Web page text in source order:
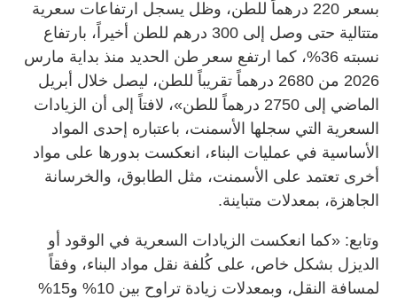
بسعر 220 درهماً للطن، وظل يسجل ارتفاعات سعرية
متتالية حتى وصل إلى 300 درهم للطن أخيراً، بارتفاع
نسبته 36%، كما ارتفع سعر طن الحديد منذ بداية مارس
2026 من 2680 درهماً تقريباً للطن، ليصل خلال أبريل
الماضي إلى 2750 درهماً للطن»، لافتاً إلى أن الزيادات
السعرية التي سجلها الأسمنت، باعتباره إحدى المواد
الأساسية في عمليات البناء، انعكست بدورها على مواد
أخرى تعتمد على الأسمنت، مثل الطابوق، والخرسانة
الجاهزة، بمعدلات متباينة.
وتابع: «كما انعكست الزيادات السعرية في الوقود أو
الديزل بشكل خاص، على كُلفة نقل مواد البناء، وفقاً
لمسافة النقل، وبمعدلات زيادة تراوح بين 10% و15%